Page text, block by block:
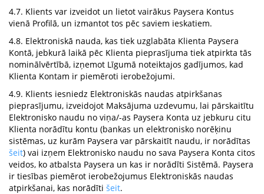
4.7. Klients var izveidot un lietot vairākus Paysera Kontus
vienā Profilā, un izmantot tos pēc saviem ieskatiem.
4.8. Elektroniskā nauda, kas tiek uzglabāta Klienta Paysera
Kontā, jebkurā laikā pēc Klienta pieprasījuma tiek atpirkta tās
nominālvērtībā, izņemot Līgumā noteiktajos gadījumos, kad
Klienta Kontam ir piemēroti ierobežojumi.
4.9. Klients iesniedz Elektroniskās naudas atpirkšanas
pieprasījumu, izveidojot Maksājuma uzdevumu, lai pārskaitītu
Elektronisko naudu no viņa/-as Paysera Konta uz jebkuru citu
Klienta norādītu kontu (bankas un elektronisko norēķinu
sistēmas, uz kurām Paysera var pārskaitīt naudu, ir norādītas
šeit) vai izņem Elektronisko naudu no sava Paysera Konta citos
veidos, ko atbalsta Paysera un kas ir norādīti Sistēmā. Paysera
ir tiesības piemērot ierobežojumus Elektroniskās naudas
atpirkšanai, kas norādīti šeit.